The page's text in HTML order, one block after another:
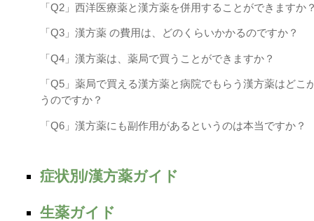
「Q2」西洋医療薬と漢方薬を併用することができますか
「Q3」漢方薬 の費用は、どのくらいかかるのですか？
「Q4」漢方薬は、薬局で買うことができますか？
「Q5」薬局で買える漢方薬と病院でもらう漢方薬はどこ
うのですか？
「Q6」漢方薬にも副作用があるというのは本当ですか？
症状別/漢方薬ガイド
生薬ガイド